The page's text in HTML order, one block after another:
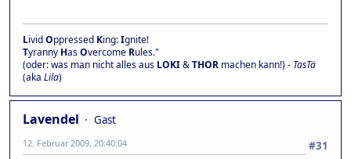
LividOppressed King:Ignite!
Tyranny HasOvercome Rules."
(oder: was man nicht alles aus LOKI&THOR machen kann!) - TasTä
(aka Lila)
Lavendel
Gast
#31
12. Februar 2009, 20:40:04